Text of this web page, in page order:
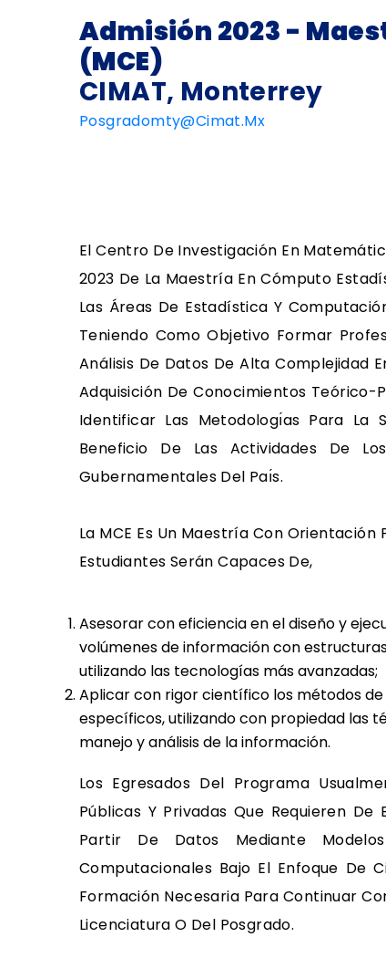
Admisión 2023 -
(MCE)
CIMAT, Monterrey
Posgradomty@cimat.mx
El Centro De Investigación En
2023 De La Maestría En Cómputo
Las Áreas De Estadística Y
Teniendo Como Objetivo Formar
Análisis De Datos De Alta Complejidad
Adquisición De Conocimientos Teórico-
Identificar Las Metodologı́as Para La
Beneficio De Las Actividades De
Gubernamentales Del Paı́s.
La MCE Es Un Maestría Con Orientación
Estudiantes Serán Capaces De,
Asesorar con eficiencia en el diseño y
volúmenes de información con
utilizando las tecnologías más avanzadas;
Aplicar con rigor científico los métodos
específicos, utilizando con propiedad las
manejo y análisis de la información.
Los Egresados Del Programa
Públicas Y Privadas Que Requieren
Partir De Datos Mediante
Computacionales Bajo El Enfoque De
Formación Necesaria Para Continuar
Licenciatura O Del Posgrado.